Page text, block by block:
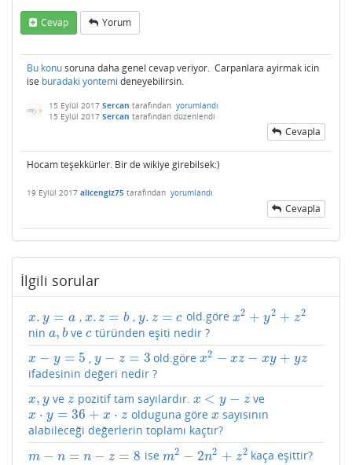
Cevap Yorum
Bu konusoruna daha genel cevap veriyor. Carpanlara ayirmak icin
ise buradaki yontemi deneyebilirsin.
15 Eylül 2017 Sercan tarafından yorumlandı
15 Eylül 2017 Sercan tarafından düzenlendi
Cevapla
Hocam teşekkürler. Bir de wikiye girebilsek:)
19 Eylül 2017 alicengiz75 tarafından yorumlandı
Cevapla
İlgili sorular
x. y = a
x.y =a , x. z = b
x.z= b , y. z = c
y.z= c old.görex2 + y2 + z2
x2+y2 +z2
nin a, b
a,b vec
c türünden eşiti nedir ?
x − y = 5
x− y= 5 ,y − z = 3
y−z= 3 old.görex2 − xz − xy + yz
x2−xz −xy +y z
ifadesinin değeri nedir ?
x, y
x,y vez
z pozitif tam sayılardır. x < y − z
x< y− z ve
x ⋅ y = 36 + x ⋅ z
x⋅ y =36+ x⋅z olduguna göre x
x sayısının
alabileceği değerlerin toplamı kaçtır?
m − n = n − z = 8
m−n=n −z= 8 ise m2 − 2n2 + z2
m2−2n2+z2 kaça eşittir?